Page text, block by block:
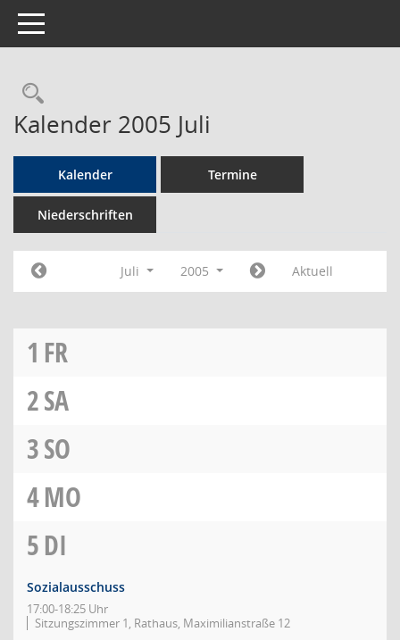
Toggle navigation
Rechercheauswahl
Kalender 2005 Juli
Kalender Termine
Niederschriften
Juli 2005 Aktuell
1 FR
2SA
3SO
4MO
5DI
Sozialausschuss
17:00-18:25 Uhr
Sitzungszimmer 1, Rathaus, Maximilianstraße 12